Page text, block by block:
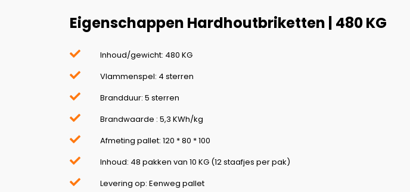
Eigenschappen Hardhoutbriketten | 480 KG
Inhoud/gewicht: 480 KG
Vlammenspel: 4 sterren
Brandduur: 5 sterren
Brandwaarde : 5,3 KWh/kg
Afmeting pallet: 120 * 80 * 100
Inhoud: 48 pakken van 10 KG (12 staafjes per pak)
Levering op: Eenweg pallet